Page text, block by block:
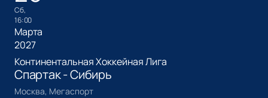
сб,
16:00
Марта
2027
Континентальная Хоккейная Лига
Спартак - Сибирь
Москва, Мегаспорт